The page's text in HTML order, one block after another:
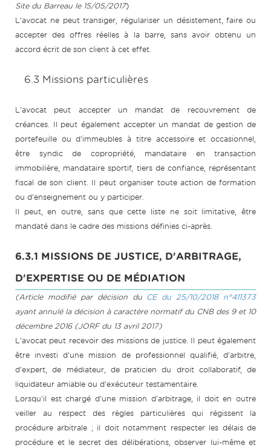
Site du Barreau le 15/05/2017)
L’avocat ne peut transiger, régulariser un désistement, faire ou
accepter des offres réelles à la barre, sans avoir obtenu un
accord écrit de son client à cet effet.
6.3 Missions particulières
L'avocat peut accepter un mandat de recouvrement de
créances. Il peut également accepter un mandat de gestion de
portefeuille ou d'immeubles à titre accessoire et occasionnel,
être syndic de copropriété, mandataire en transaction
immobilière, mandataire sportif, tiers de confiance, représentant
fiscal de son client. Il peut organiser toute action de formation
ou d'enseignement ou y participer.
Il peut, en outre, sans que cette liste ne soit limitative, être
mandaté dans le cadre des missions définies ci-après.
6.3.1 MISSIONS DE JUSTICE, D'ARBITRAGE,
D'EXPERTISE OU DE MÉDIATION
(Article modifié par décision du CE du 25/10/2018 n°411373
ayant annulé la décision à caractère normatif du CNB des 9 et 10
décembre 2016 (JORF du 13 avril 2017)
L'avocat peut recevoir des missions de justice. Il peut également
être investi d'une mission de professionnel qualifié, d'arbitre,
d'expert, de médiateur, de praticien du droit collaboratif, de
liquidateur amiable ou d'exécuteur testamentaire.
Lorsqu'il est chargé d'une mission d'arbitrage, il doit en outre
veiller au respect des règles particulières qui régissent la
procédure arbitrale ; il doit notamment respecter les délais de
procédure et le secret des délibérations, observer lui-même et